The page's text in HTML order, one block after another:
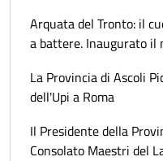
Arquata del Tronto: il
a battere. Inaugurato il
La Provincia di Ascoli
dell'Upi a Roma
Il Presidente della
Consolato Maestri del